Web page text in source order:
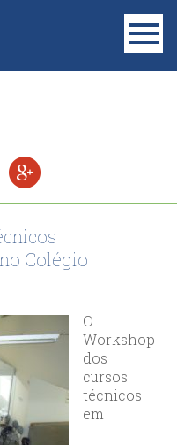
Colégio
O
Workshop
dos
cursos
técnicos
em